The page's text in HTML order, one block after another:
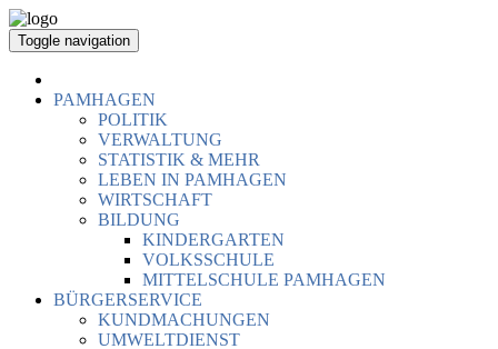
Toggle navigation
PAMHAGEN
POLITIK
VERWALTUNG
STATISTIK & MEHR
LEBEN IN PAMHAGEN
WIRTSCHAFT
BILDUNG
KINDERGARTEN
VOLKSSCHULE
MITTELSCHULE PAMHAGEN
BÜRGERSERVICE
KUNDMACHUNGEN
UMWELTDIENST